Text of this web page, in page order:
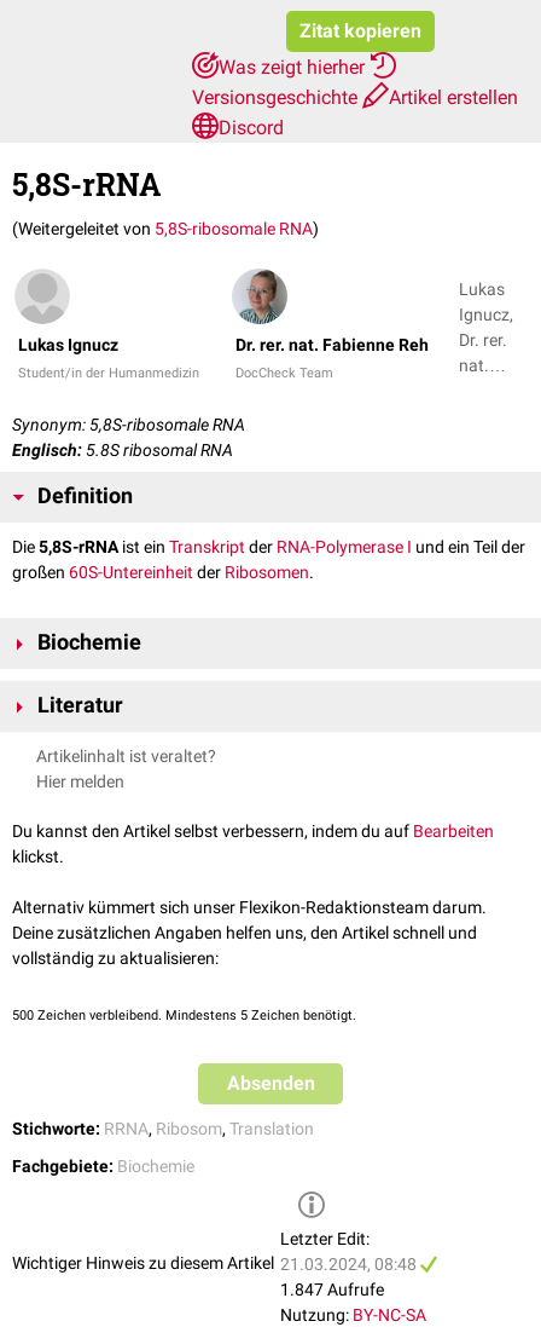
Zitat kopieren
Was zeigt hierher
Versionsgeschichte
Artikel erstellen
Discord
5,8S-rRNA
(Weitergeleitet von 5,8S-ribosomale RNA)
Lukas Ignucz
Student/in der Humanmedizin
Dr. rer. nat. Fabienne Reh
DocCheck Team
Lukas
Ignucz,
Dr. rer.
nat.
Synonym: 5,8S-ribosomale RNA
Englisch:5.8S ribosomal RNA
Definition
Die5,8S-rRNAist ein Transkriptder RNA-Polymerase I und ein Teil der
großen 60S-Untereinheitder Ribosomen.
Biochemie
prä-rRNA-Transkript, aus dem ein 5,8S-rRNA-,
eukaryontischen,ribosomalen
mit der5S-rRNA, der 28S-rRNA und 50
wie allerRNAsnicht alskodierendeRNA.
Literatur
Löffler/Petrides: Biochemie und Pathobiochemie, 9. Auflage, Springer
Artikelinhalt ist veraltet?
Hier melden
Du kannst den Artikel selbst verbessern, indem du auf Bearbeiten
klickst.
Alternativ kümmert sich unser Flexikon-Redaktionsteam darum.
Deine zusätzlichen Angaben helfen uns, den Artikel schnell und
vollständig zu aktualisieren:
500 Zeichen verbleibend. Mindestens 5 Zeichen benötigt.
Absenden
Stichworte: RRNA, Ribosom, Translation
Fachgebiete: Biochemie
Wichtiger Hinweis zu diesem Artikel
Letzter Edit:
21.03.2024, 08:48
1.847 Aufrufe
Nutzung: BY-NC-SA